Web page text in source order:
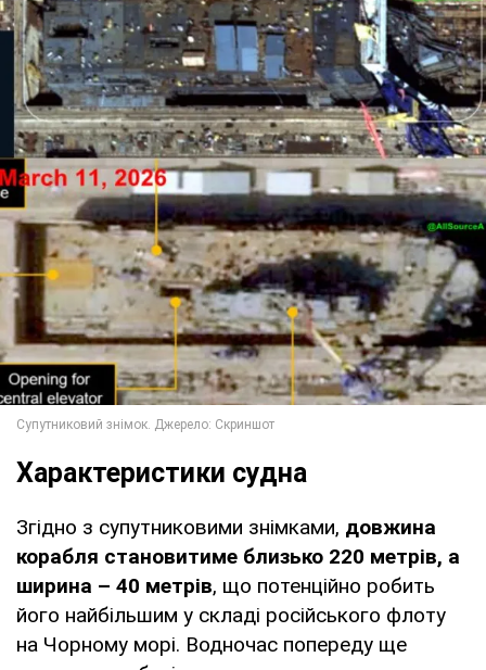
Характеристики судна
Згідно з супутниковими знімками, довжина
корабля становитиме близько 220 метрів, а
ширина – 40 метрів, що потенційно робить
його найбільшим у складі російського флоту
на Чорному морі. Водночас попереду ще